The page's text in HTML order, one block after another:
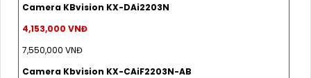
Camera KBvision KX-DAi2203N
4,153,000 VNĐ
7,550,000 VNĐ
Camera Kbvision KX-CAiF2203N-AB